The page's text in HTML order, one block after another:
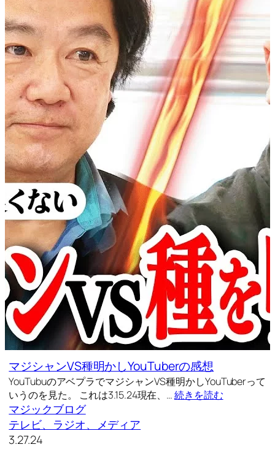
マジシャンVS種明かしYouTuberの感想
YouTubuのアベプラでマジシャンVS種明かしYouTuberって
いうのを見た。 これは3.15.24現在、…続きを読む
マジックブログ
テレビ、ラジオ、メディア
3.27.24